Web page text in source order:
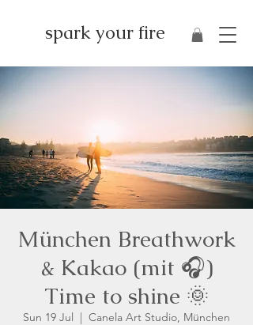
spark your fire
München Breathwork
& Kakao (mit 🎧)
Time to shine 🌞
Sun 19 Jul
  |
Canela Art Studio, München